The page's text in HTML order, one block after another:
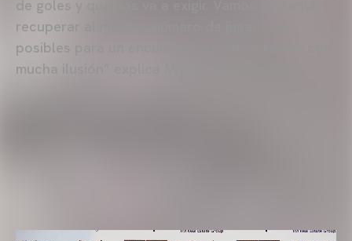
de goles y que nos va a exigir. Vamos a intentar
recuperar al máximo número de jugadores
posibles para un encuentro que afrontamos con
mucha ilusión” explica Miguel Ángel Angulo.